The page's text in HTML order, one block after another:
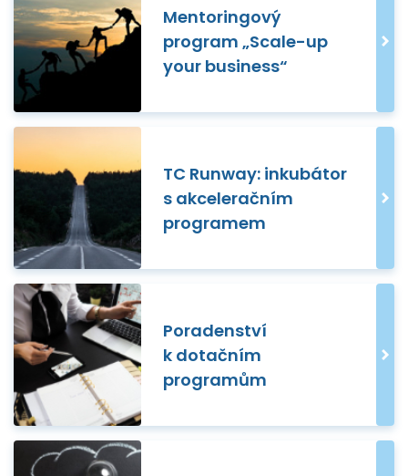
Mentoringový
program „Scale-up
your business“
TC Runway: inkubátor
s akceleračním
programem
Poradenství
k dotačním
programům